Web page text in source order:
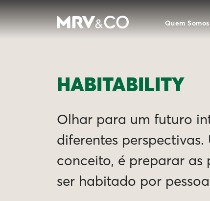
Quem Somos
HABITABILITY
Olhar para um futuro
diferentes
conceito, é preparar
ser habitado por